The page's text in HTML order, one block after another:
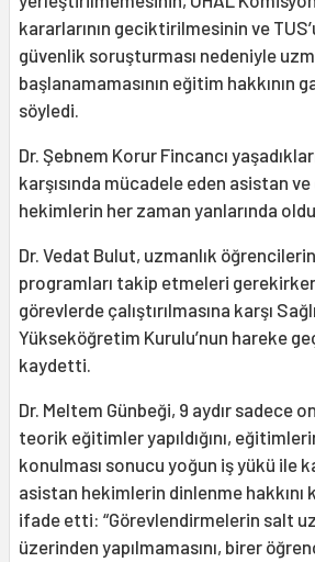
kararlarının geciktirilmesinin ve
güvenlik soruşturması nedeniyle
başlanamamasının eğitim hakkının
söyledi.
Dr. Şebnem Korur Fincancı
karşısında mücadele eden asistan
hekimlerin her zaman yanlarında
Dr. Vedat Bulut, uzmanlık
programları takip etmeleri
görevlerde çalıştırılmasına karşı
Yükseköğretim Kurulu’nun hareke
kaydetti.
Dr. Meltem Günbeği, 9 aydır sadece
teorik eğitimler yapıldığını,
konulması sonucu yoğun iş yükü ile
asistan hekimlerin dinlenme hakkını
ifade etti: “Görevlendirmelerin salt
üzerinden yapılmamasını, birer